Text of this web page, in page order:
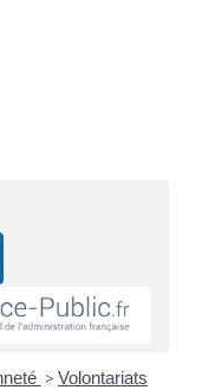
> Volontariats